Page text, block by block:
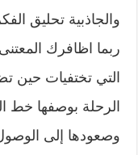
والجاذبية تحليق
ربما اظافرك
التي تختفيات حين
الرحلة بوصفها خط
وصعودها إلى